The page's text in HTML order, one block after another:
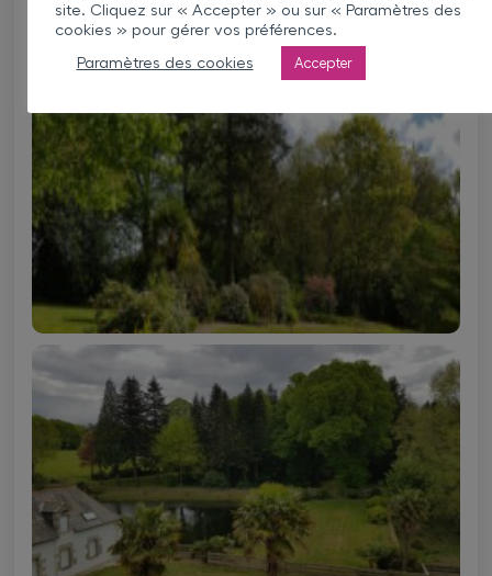
site. Cliquez sur « Accepter » ou sur « Paramètres des
cookies » pour gérer vos préférences.
Paramètres des cookies
Accepter